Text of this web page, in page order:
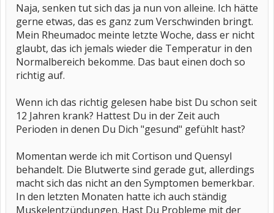
Naja, senken tut sich das ja nun von alleine. Ich hätte
gerne etwas, das es ganz zum Verschwinden bringt.
Mein Rheumadoc meinte letzte Woche, dass er nicht
glaubt, das ich jemals wieder die Temperatur in den
Normalbereich bekomme. Das baut einen doch so
richtig auf.
Wenn ich das richtig gelesen habe bist Du schon seit
12 Jahren krank? Hattest Du in der Zeit auch
Perioden in denen Du Dich "gesund" gefühlt hast?
Momentan werde ich mit Cortison und Quensyl
behandelt. Die Blutwerte sind gerade gut, allerdings
macht sich das nicht an den Symptomen bemerkbar.
In den letzten Monaten hatte ich auch ständig
Muskelentzündungen. Hast Du Probleme mit der